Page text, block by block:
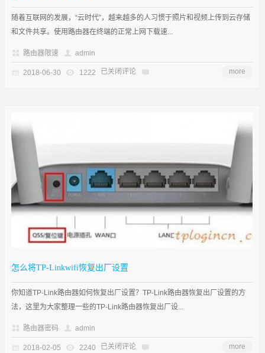
随着互联网的发展，“云时代”，越来越多的人习惯于照片和视频上传到云存储
和文件共享。使用路由器在终端的正常上网下载速...
路由器限速 admin
2018-06-30 1222 已关闭评论 more
怎么将TP-Linkwifi恢复出厂设置
你知道TP-Link路由器如何恢复出厂设置？TP-Link路由器恢复出厂设置的方
法，这里为大家整理一些的TP-Link路由器恢复出厂设...
路由器密码 admin
2018-02-05 2240 已关闭评论 more